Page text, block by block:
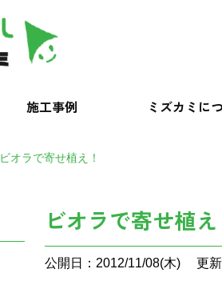
施工事例 ミズカミに
ビオラで寄せ植え！
ビオラで寄せ植え
公開日：2012/11/08(木) 更